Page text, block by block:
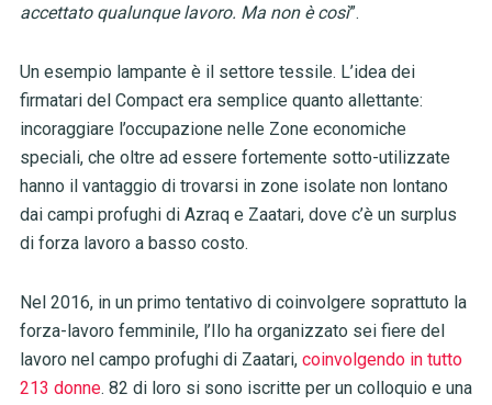
accettato qualunque lavoro. Ma non è così”.
Un esempio lampante è il settore tessile. L’idea dei
firmatari del Compact era semplice quanto allettante:
incoraggiare l’occupazione nelle Zone economiche
speciali, che oltre ad essere fortemente sotto-utilizzate
hanno il vantaggio di trovarsi in zone isolate non lontano
dai campi profughi di Azraq e Zaatari, dove c’è un surplus
di forza lavoro a basso costo.
Nel 2016, in un primo tentativo di coinvolgere soprattuto la
forza-lavoro femminile, l’Ilo ha organizzato sei fiere del
lavoro nel campo profughi di Zaatari, coinvolgendo in tutto
213 donne. 82 di loro si sono iscritte per un colloquio e una